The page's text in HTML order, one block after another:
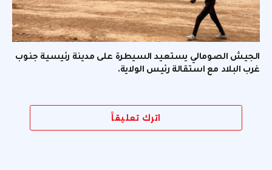
الجيش الصومالي يستعيد السيطرة على مدينة رئيسية جنوب
غرب البلاد مع استقالة رئيس الولاية.
اترك تعليقاً